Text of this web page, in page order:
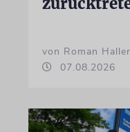
von Roman Haller
07.08.2026